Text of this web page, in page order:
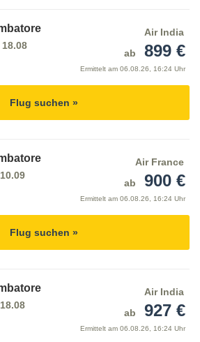
Air India
ab
899 €
Ermittelt am 06.08.26, 16:24 Uhr
Flug suchen »
Air France
ab
900 €
Ermittelt am 06.08.26, 16:24 Uhr
Flug suchen »
Air India
ab
927 €
Ermittelt am 06.08.26, 16:24 Uhr